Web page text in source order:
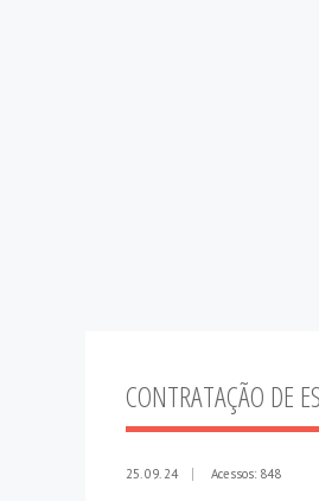
CONTRATAÇÃO DE
25. 09. 24 Acessos: 848